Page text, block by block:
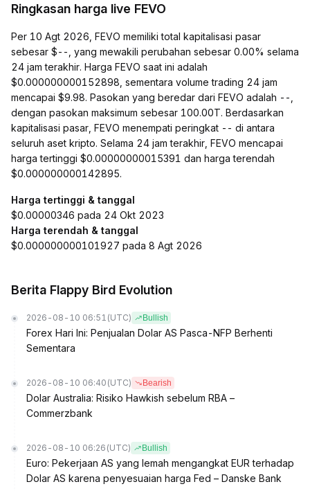
Ringkasan harga live FEVO
Per 10 Agt 2026, FEVO memiliki total kapitalisasi pasar
sebesar $--, yang mewakili perubahan sebesar 0.00% selama
24 jam terakhir. Harga FEVO saat ini adalah
$0.000000000152898, sementara volume trading 24 jam
mencapai $9.98. Pasokan yang beredar dari FEVO adalah --,
dengan pasokan maksimum sebesar 100.00T. Berdasarkan
kapitalisasi pasar, FEVO menempati peringkat -- di antara
seluruh aset kripto. Selama 24 jam terakhir, FEVO mencapai
harga tertinggi $0.00000000015391 dan harga terendah
$0.000000000142895.
Harga tertinggi & tanggal
$0.00000346 pada 24 Okt 2023
Harga terendah & tanggal
$0.000000000101927 pada 8 Agt 2026
Berita Flappy Bird Evolution
2026-08-10 06:51 (UTC) Bullish
Forex Hari Ini: Penjualan Dolar AS Pasca-NFP Berhenti
Sementara
2026-08-10 06:40 (UTC) Bearish
Dolar Australia: Risiko Hawkish sebelum RBA –
Commerzbank
2026-08-10 06:26 (UTC) Bullish
Euro: Pekerjaan AS yang lemah mengangkat EUR terhadap
Dolar AS karena penyesuaian harga Fed – Danske Bank